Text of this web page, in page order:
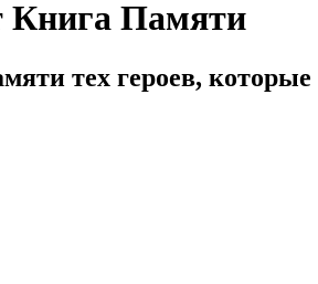
Книга Памяти
тех героев,